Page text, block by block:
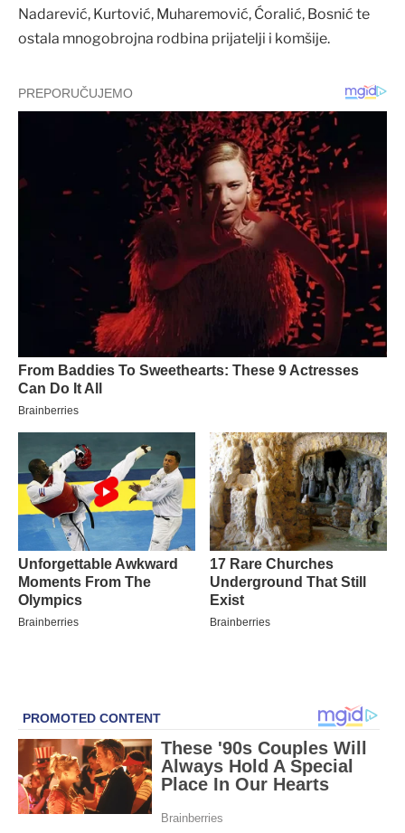
Nadarević, Kurtović, Muharemović, Ćoralić, Bosnić te
ostala mnogobrojna rodbina prijatelji i komšije.